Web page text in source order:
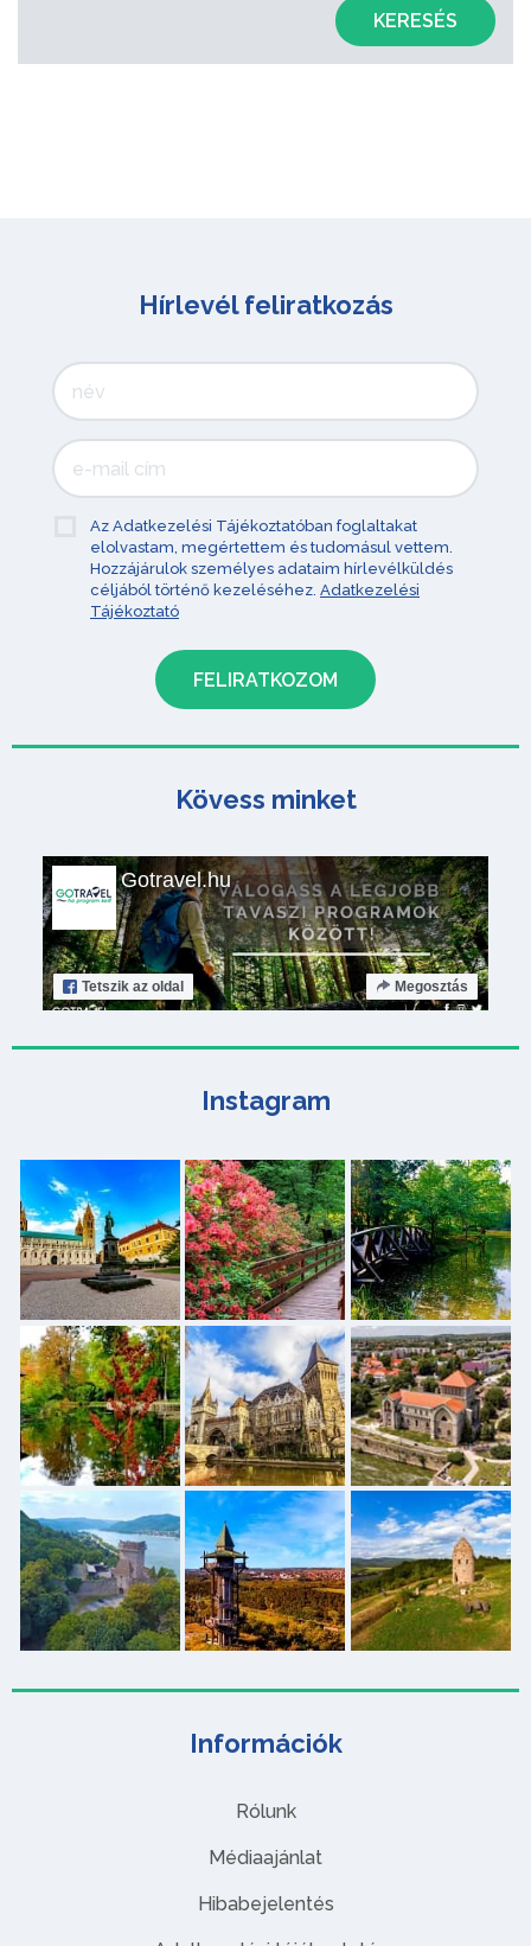
KERESÉS
Információk
Rólunk
Médiaajánlat
Hibabejelentés
Hírlevél feliratkozás
Az Adatkezelési Tájékoztatóban foglaltakat
elolvastam, megértettem és tudomásul vettem.
Hozzájárulok személyes adataim hírlevélküldés
céljából történő kezeléséhez. Adatkezelési
Tájékoztató
Kövess minket
Gotravel.hu
Tetszik az oldal Megosztás
Instagram